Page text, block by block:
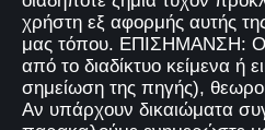
χρήστη εξ αφορμής αυτής
μας τόπου. ΕΠΙΣΗΜΑΝΣΗ:
από το διαδίκτυο κείμενα ή
σημείωση της πηγής),
Αν υπάρχουν δικαιώματα